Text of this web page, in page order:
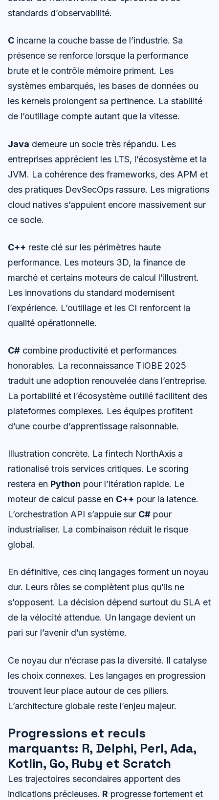
standards d’observabilité.
C incarne la couche basse de l’industrie. Sa
présence se renforce lorsque la performance
brute et le contrôle mémoire priment. Les
systèmes embarqués, les bases de données ou
les kernels prolongent sa pertinence. La stabilité
de l’outillage compte autant que la vitesse.
Java demeure un socle très répandu. Les
entreprises apprécient les LTS, l’écosystème et la
JVM. La cohérence des frameworks, des APM et
des pratiques DevSecOps rassure. Les migrations
cloud natives s’appuient encore massivement sur
ce socle.
C++ reste clé sur les périmètres haute
performance. Les moteurs 3D, la finance de
marché et certains moteurs de calcul l’illustrent.
Les innovations du standard modernisent
l’expérience. L’outillage et les CI renforcent la
qualité opérationnelle.
C# combine productivité et performances
honorables. La reconnaissance TIOBE 2025
traduit une adoption renouvelée dans l’entreprise.
La portabilité et l’écosystème outillé facilitent des
plateformes complexes. Les équipes profitent
d’une courbe d’apprentissage raisonnable.
Illustration concrète. La fintech NorthAxis a
rationalisé trois services critiques. Le scoring
restera en Python pour l’itération rapide. Le
moteur de calcul passe en C++ pour la latence.
L’orchestration API s’appuie sur C# pour
industrialiser. La combinaison réduit le risque
global.
En définitive, ces cinq langages forment un noyau
dur. Leurs rôles se complètent plus qu’ils ne
s’opposent. La décision dépend surtout du SLA et
de la vélocité attendue. Un langage devient un
pari sur l’avenir d’un système.
Ce noyau dur n’écrase pas la diversité. Il catalyse
les choix connexes. Les langages en progression
trouvent leur place autour de ces piliers.
L’architecture globale reste l’enjeu majeur.
Progressions et reculs
marquants: R, Delphi, Perl, Ada,
Kotlin, Go, Ruby et Scratch
Les trajectoires secondaires apportent des
indications précieuses. R progresse fortement et